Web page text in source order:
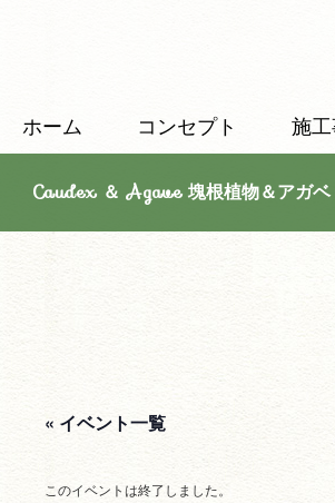
ホーム コンセプト 施工
Caudex ＆ Agave 塊根植物＆アガベ
« イベント一覧
このイベントは終了しました。